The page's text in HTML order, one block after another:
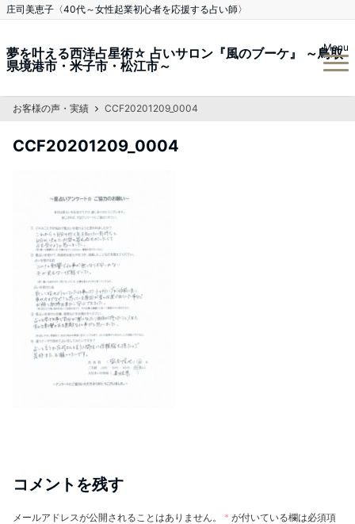
庄司美恵子〈40代～女性起業初心者を応援する占い師〉
夢を叶える西洋占星術☆ 占いサロン『風のブーケ』 ～鳥取
県境港市・米子市・松江市～
Menu
お客様の声・実績 CCF20201209_0004
CCF20201209_0004
コメントを残す
メールアドレスが公開されることはありません。 * が付いている欄は必須項